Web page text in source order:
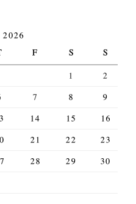
2026
F S
S
1
2
7 8
9
14 15
16
21 22
23
28 29
30